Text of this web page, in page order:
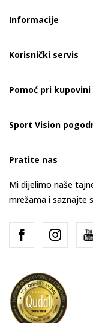
Informacije
Korisnički servis
Pomoć pri kupovini
Sport Vision
Pratite nas
Mi dijelimo naše
mrežama i saznajte